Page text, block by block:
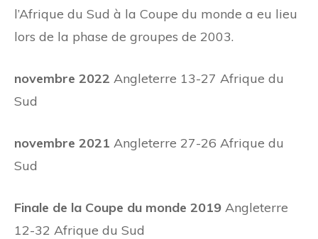
l’Afrique du Sud à la Coupe du monde a eu lieu
lors de la phase de groupes de 2003.
novembre 2022 Angleterre 13-27 Afrique du
Sud
novembre 2021 Angleterre 27-26 Afrique du
Sud
Finale de la Coupe du monde 2019 Angleterre
12-32 Afrique du Sud